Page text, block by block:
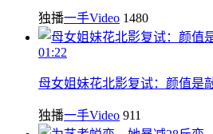
独播一手Video 1480
01:22
母女姐妹花北影复试：颜值是
独播一手Video 911